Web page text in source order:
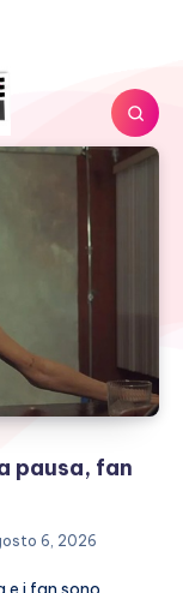
pausa, fan
6, 2026